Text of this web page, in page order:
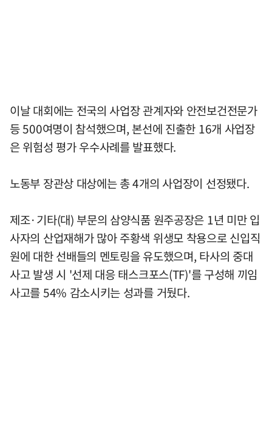
이날 대회에는 전국의 사업장 관계자와 안전보건전문가
등 500여명이 참석했으며, 본선에 진출한 16개 사업장
은 위험성 평가 우수사례를 발표했다.
노동부 장관상 대상에는 총 4개의 사업장이 선정됐다.
제조·기타(대) 부문의 삼양식품 원주공장은 1년 미만 입
사자의 산업재해가 많아 주황색 위생모 착용으로 신입직
원에 대한 선배들의 멘토링을 유도했으며, 타사의 중대
사고 발생 시 '선제 대응 태스크포스(TF)'를 구성해 끼임
사고를 54% 감소시키는 성과를 거뒀다.